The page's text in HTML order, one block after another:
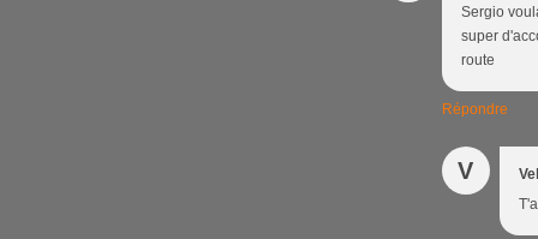
Sergio
super
route
Répondre
V